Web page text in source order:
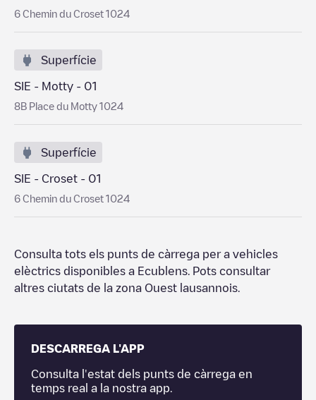
6 Chemin du Croset 1024
Superfície
SIE - Motty - 01
8B Place du Motty 1024
Superfície
SIE - Croset - 01
6 Chemin du Croset 1024
Consulta tots els punts de càrrega per a vehicles
elèctrics disponibles a Ecublens . Pots consultar
altres ciutats de la zona Ouest lausannois
DESCARREGA L'APP
Consulta l'estat dels punts de càrrega en
temps real a la nostra app.